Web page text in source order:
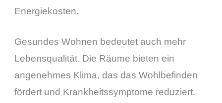
Energiekosten.
Gesundes Wohnen bedeutet auch mehr
Lebensqualität. Die Räume bieten ein
angenehmes Klima, das das Wohlbefinden
fördert und Krankheitssymptome reduziert.